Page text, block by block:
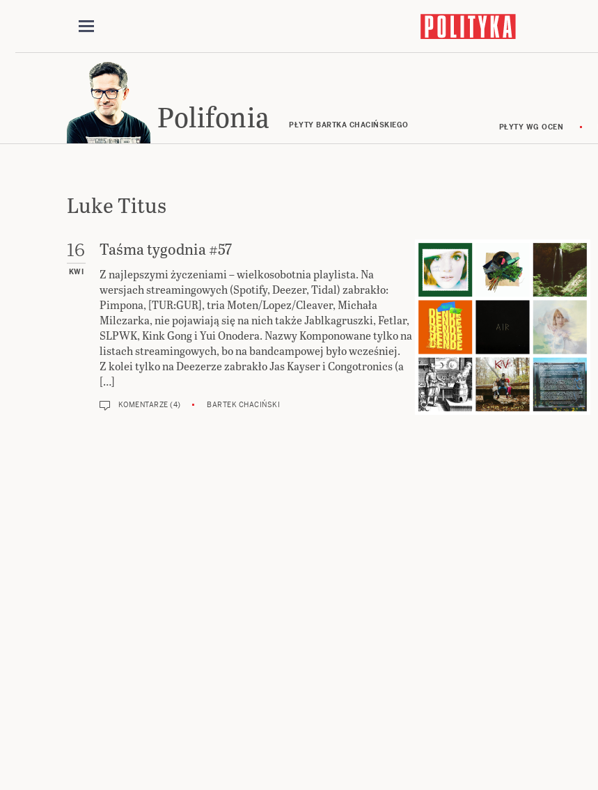
Polifonia PŁYTY BARTKA CHACIŃSKIEGO PŁYTY WG OCEN
Luke Titus
16
KWI
Taśma tygodnia #57
Z najlepszymi życzeniami – wielkosobotnia playlista. Na
wersjach streamingowych (Spotify, Deezer, Tidal) zabrakło:
Pimpona, [TUR:GUR], tria Moten/Lopez/Cleaver, Michała
Milczarka, nie pojawiają się na nich także Jablkagruszki, Fetlar,
SLPWK, Kink Gong i Yui Onodera. Nazwy Komponowane tylko na
listach streamingowych, bo na bandcampowej było wcześniej.
Z kolei tylko na Deezerze zabrakło Jas Kayser i Congotronics (a
[…]
KOMENTARZE (4) BARTEK CHACIŃSKI